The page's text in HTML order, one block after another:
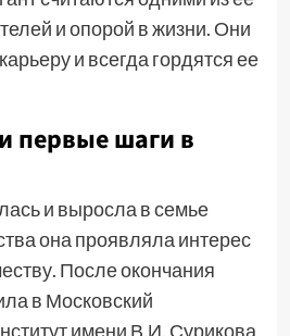
и опорой в жизни. Они
и всегда гордятся ее
первые шаги в
и выросла в семье
она проявляла интерес
После окончания
в Московский
имени В.И. Сурикова,